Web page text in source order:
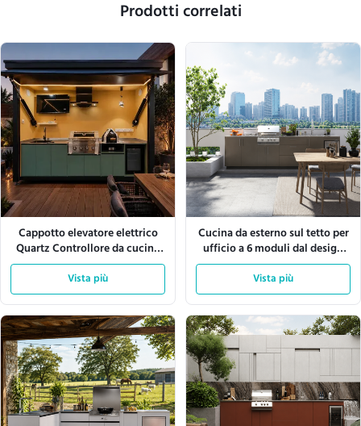
Prodotti correlati
Cappotto elevatore elettrico
Quartz Controllore da cucina
esterno Armadio in alluminio
Vista più
Cucina da esterno sul tetto per
ufficio a 6 moduli dal design
modulare da 3444 mm
Vista più